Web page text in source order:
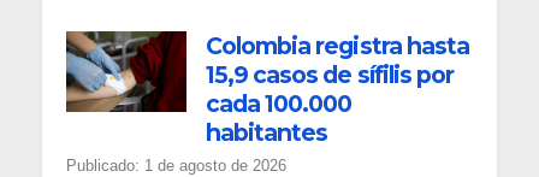
Colombia registra hasta
15,9 casos de sífilis por
cada 100.000
habitantes
Publicado: 1 de agosto de 2026